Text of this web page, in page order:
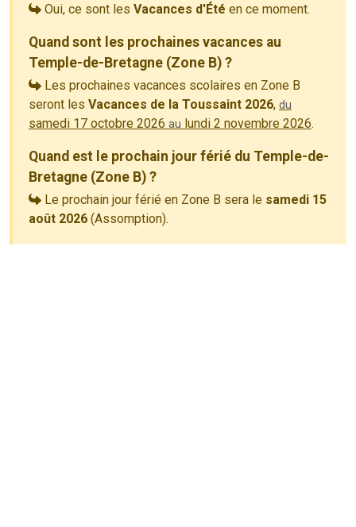
Oui, ce sont les Vacances d'Été en ce moment.
Quand sont les prochaines vacances au
Temple-de-Bretagne (Zone B) ?
Les prochaines vacances scolaires en Zone B
seront les Vacances de la Toussaint 2026, du
samedi 17 octobre 2026 au lundi 2 novembre 2026.
Quand est le prochain jour férié du Temple-de-
Bretagne (Zone B) ?
Le prochain jour férié en Zone B sera le samedi 15
août 2026 (Assomption).